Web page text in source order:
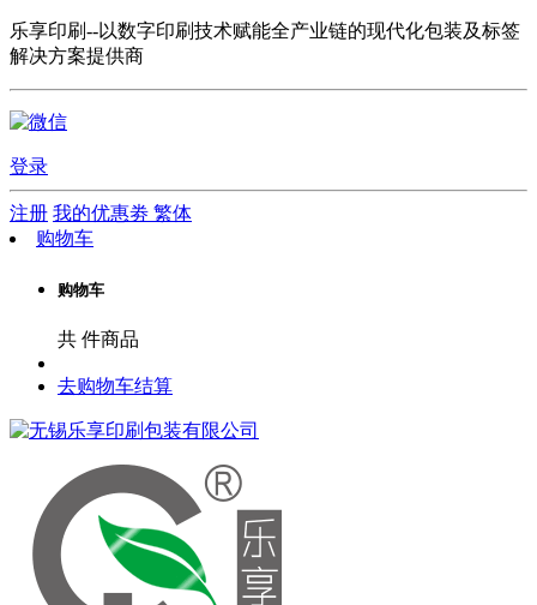
乐享印刷--以数字印刷技术赋能全产业链的现代化包装及标签
解决方案提供商
登录
注册 我的优惠劵 繁体
购物车
购物车
共 件商品
去购物车结算